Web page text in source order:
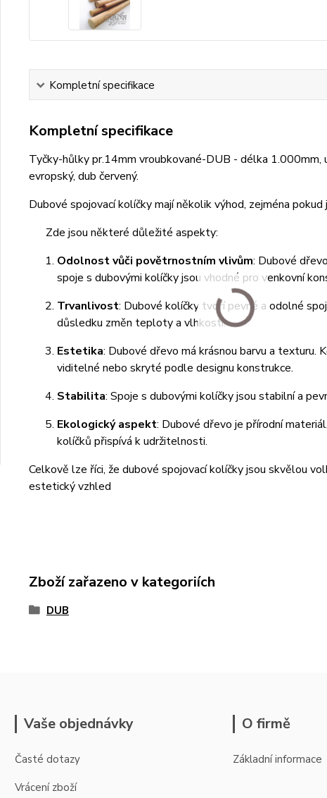
Kompletní specifikace
Kompletní specifikace
Tyčky-hůlky pr.14mm vroubkované-DUB - délka 1.000mm,
evropský, dub červený.
Dubové spojovací kolíčky mají několik výhod, zejména
Zde jsou některé důležité aspekty:
Odolnost vůči povětrnostním vlivům: Dubové
spoje s dubovými kolíčky jsou vhodné pro venkovní
Trvanlivost: Dubové kolíčky tvoří pevné a odolné
důsledku změn teploty a vlhkosti.
Estetika: Dubové dřevo má krásnou barvu a texturu.
viditelné nebo skryté podle designu konstrukce.
Stabilita: Spoje s dubovými kolíčky jsou stabilní a
Ekologický aspekt: Dubové dřevo je přírodní
kolíčků přispívá k udržitelnosti.
Celkově lze říci, že dubové spojovací kolíčky jsou skvělou
estetický vzhled
Zboží zařazeno v kategoriích
DUB
Vaše objednávky
Časté dotazy
Vrácení zboží
O firmě
Základní informace